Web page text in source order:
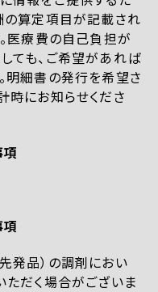
の算定項目が記載され
医療費の自己負担が
ても、ご希望があれば
明細書の発行を希望さ
時にお知らせくださ
発品）の調剤におい
ただく場合がございま